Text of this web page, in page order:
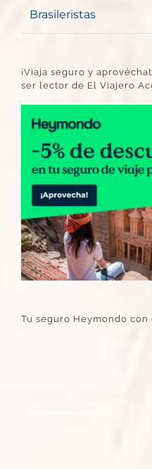
Brasileristas
¡Viaja seguro y
ser lector de El Viajero
Tu seguro Heymondo